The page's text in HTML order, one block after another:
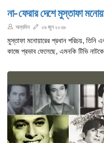
না-ফেরার দেশে মুস্তাফা
অন্যদিন ২৯ জুন ২০২৬
মুস্তাফা মনোয়ারের প্রধান পরিচয়, তিনি
কাজে প্রভাব ফেলেছে, এমনকি টিভি